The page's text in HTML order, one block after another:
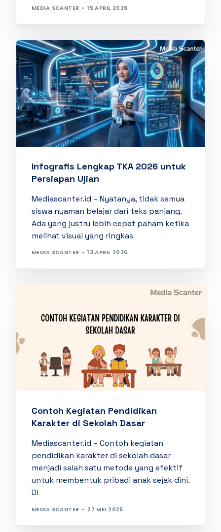
MEDIA SCANTER 15 APRIL 2026
Infografis Lengkap TKA 2026 untuk
Persiapan Ujian
Mediascanter.id – Nyatanya, tidak semua
siswa nyaman belajar dari teks panjang.
Ada yang justru lebih cepat paham ketika
melihat visual yang ringkas
MEDIA SCANTER 13 APRIL 2026
Contoh Kegiatan Pendidikan
Karakter di Sekolah Dasar
Mediascanter.id – Contoh kegiatan
pendidikan karakter di sekolah dasar
menjadi salah satu metode yang efektif
untuk membentuk pribadi anak sejak dini.
Di
MEDIA SCANTER 27 MEI 2025